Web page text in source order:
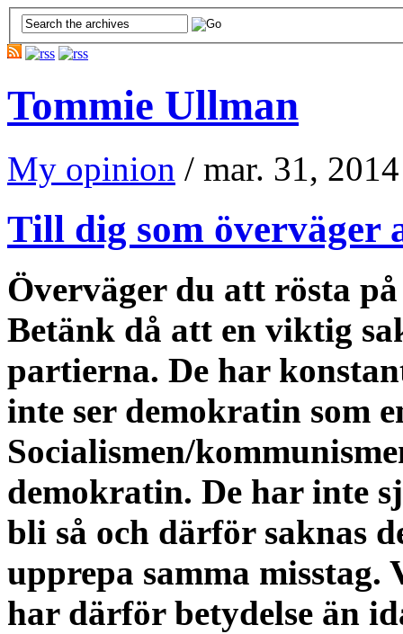
Tommie Ullman
My opinion / mar. 31,
Till dig som överväger
Överväger du att rösta
Betänk då att en viktig
partierna. De har
inte ser demokratin som
Socialismen/
demokratin. De har inte
bli så och därför saknas
upprepa samma
har därför betydelse än